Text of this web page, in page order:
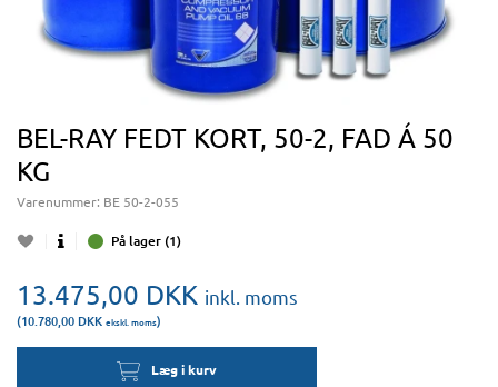
BEL-RAY FEDT KORT, 50-2, FAD Á 50
KG
Varenummer: BE 50-2-055
På lager (1)
13.475,00 DKK inkl. moms
(10.780,00 DKK ekskl. moms)
Læg i kurv